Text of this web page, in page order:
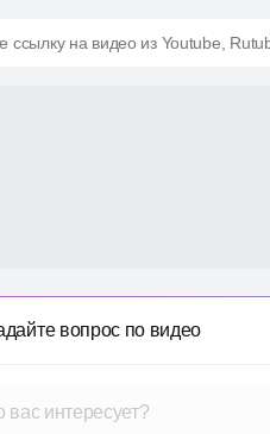
ссылку на видео из Youtube,
вопрос по видео
вас интересует?